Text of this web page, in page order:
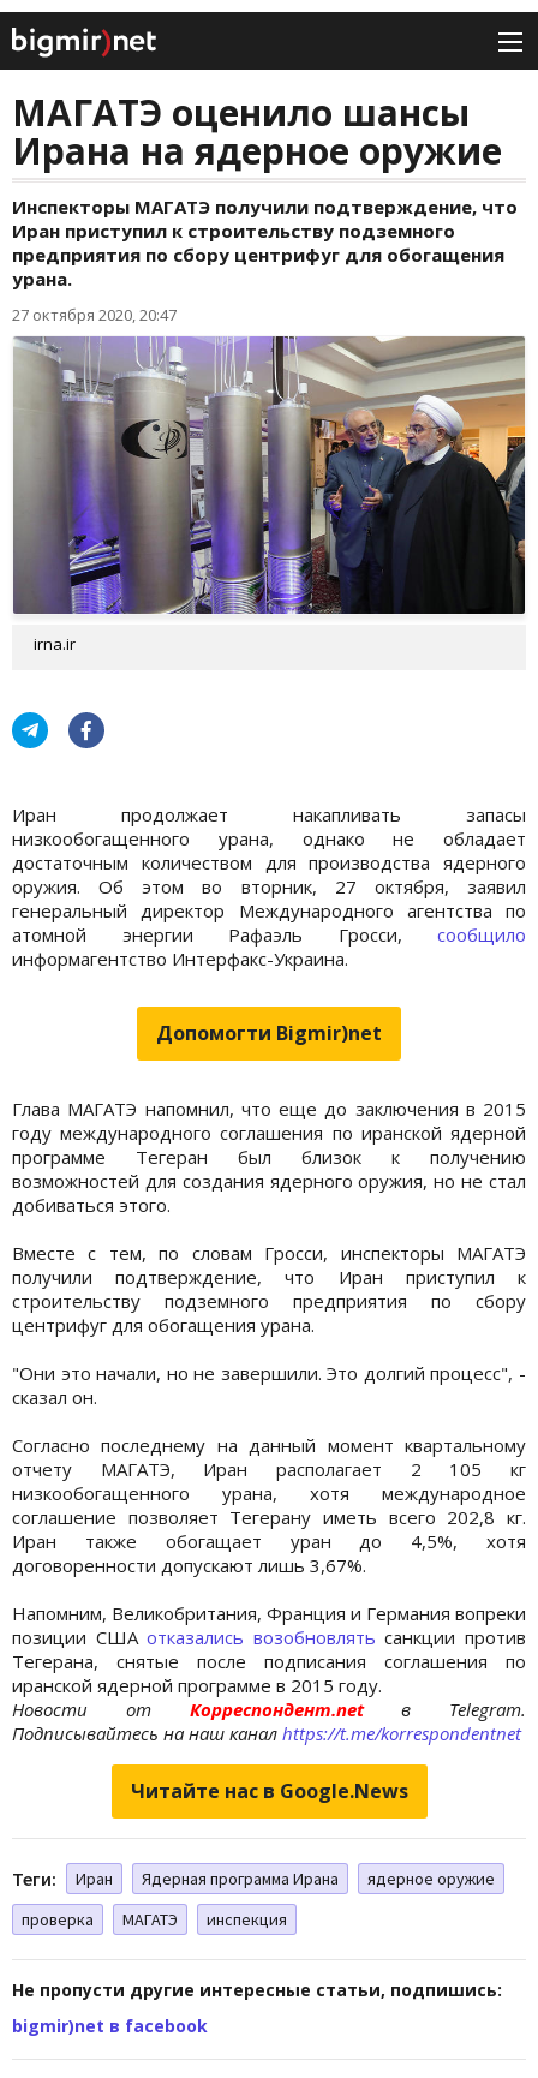
МАГАТЭ оценило шансы
Ирана на ядерное оружие
Инспекторы МАГАТЭ получили подтверждение, что
Иран приступил к строительству подземного
предприятия по сбору центрифуг для обогащения
урана.
27 октября 2020, 20:47
irna.ir
Иран продолжает накапливать запасы
низкообогащенного урана, однако не обладает
достаточным количеством для производства ядерного
оружия. Об этом во вторник, 27 октября, заявил
генеральный директор Международного агентства по
атомной энергии Рафаэль Гросси, сообщило
информагентство Интерфакс-Украина.
Допомогти Bigmir)net
Глава МАГАТЭ напомнил, что еще до заключения в 2015
году международного соглашения по иранской ядерной
программе Тегеран был близок к получению
возможностей для создания ядерного оружия, но не стал
добиваться этого.
Вместе с тем, по словам Гросси, инспекторы МАГАТЭ
получили подтверждение, что Иран приступил к
строительству подземного предприятия по сбору
центрифуг для обогащения урана.
"Они это начали, но не завершили. Это долгий процесс", -
сказал он.
Согласно последнему на данный момент квартальному
отчету МАГАТЭ, Иран располагает 2 105 кг
низкообогащенного урана, хотя международное
соглашение позволяет Тегерану иметь всего 202,8 кг.
Иран также обогащает уран до 4,5%, хотя
договоренности допускают лишь 3,67%.
Напомним, Великобритания, Франция и Германия вопреки
позиции СШАотказались возобновлять санкции против
Тегерана, снятые после подписания соглашения по
иранской ядерной программе в 2015 году.
Новости отКорреспондент.netв Telegram.
Подписывайтесь на наш канал https://t.me/korrespondentnet
Читайте нас в Google.News
Теги: Иран Ядерная программа Ирана
ядерное оружие
проверка
МАГАТЭ инспекция
Не пропусти другие интересные статьи, подпишись:
bigmir)net в facebook